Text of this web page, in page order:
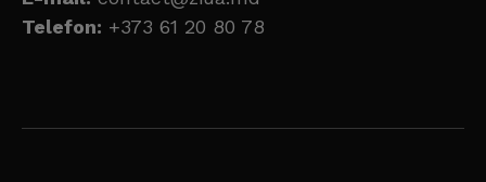
Telefon: +373 61 20 80 78